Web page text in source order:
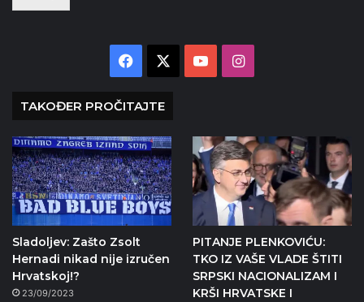
Facebook YouTubeInstagram
TAKOĐER PROČITAJTE
Sladoljev: Zašto Zsolt
Hernadi nikad nije izručen
Hrvatskoj!?
23/09/2023
PITANJE PLENKOVIĆU:
TKO IZ VAŠE VLADE ŠTITI
SRPSKI NACIONALIZAM I
KRŠI HRVATSKE I